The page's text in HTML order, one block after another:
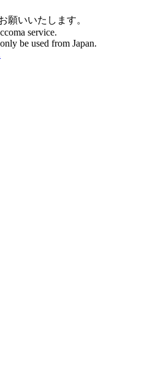
願いいたします。
service.
be used from Japan.